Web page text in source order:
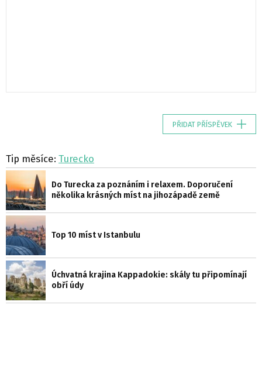
PŘIDAT PŘÍSPĚVEK
Tip měsíce: Turecko
Do Turecka za poznáním i relaxem. Doporučení
několika krásných míst na jihozápadě země
Top 10 míst v Istanbulu
Úchvatná krajina Kappadokie: skály tu připomínají
obří údy